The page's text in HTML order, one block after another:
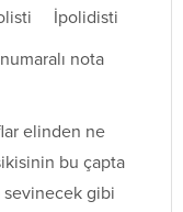
İpolidisti
nota
elinden ne
bu çapta
sevinecek gibi